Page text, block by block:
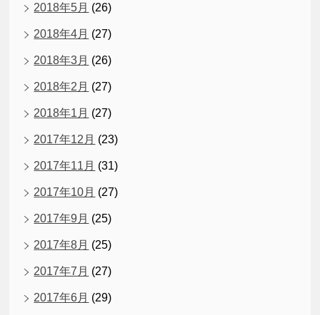
2018年5月 (26)
2018年4月 (27)
2018年3月 (26)
2018年2月 (27)
2018年1月 (27)
2017年12月 (23)
2017年11月 (31)
2017年10月 (27)
2017年9月 (25)
2017年8月 (25)
2017年7月 (27)
2017年6月 (29)